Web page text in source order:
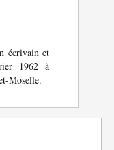
écrivain et
1962 à
Moselle.